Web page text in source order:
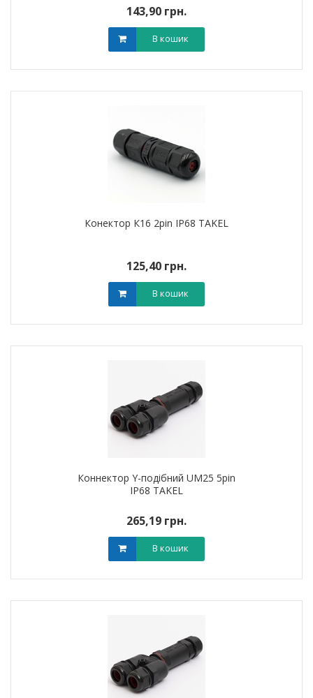
143,90 грн.
В кошик
Конектор К16 2pin IP68 TAKEL
125,40 грн.
В кошик
Коннектор Y-подібний UM25 5pin
IP68 TAKEL
265,19 грн.
В кошик